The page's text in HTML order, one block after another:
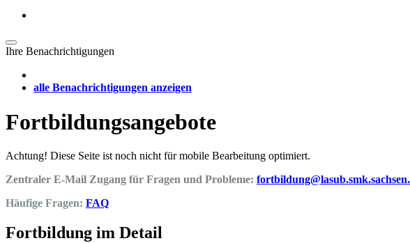
Ihre Benachrichtigungen
alle Benachrichtigungen anzeigen
Fortbildungsangebote
Achtung! Diese Seite ist noch nicht für mobile Bearbeitung optimiert.
Zentraler E-Mail Zugang für Fragen und Probleme:
Häufige Fragen: FAQ
Fortbildung im Detail